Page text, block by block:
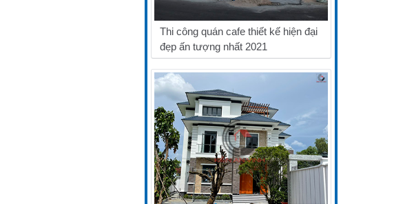
Thi công quán cafe thiết kế hiện đại
đẹp ấn tượng nhất 2021